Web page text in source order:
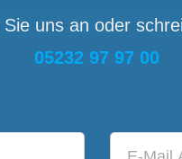
uns an oder
05232 97 97 00